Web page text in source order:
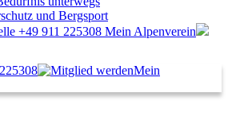
und Bergsport
+49 911 225308 Mein Alpenverein
Mein